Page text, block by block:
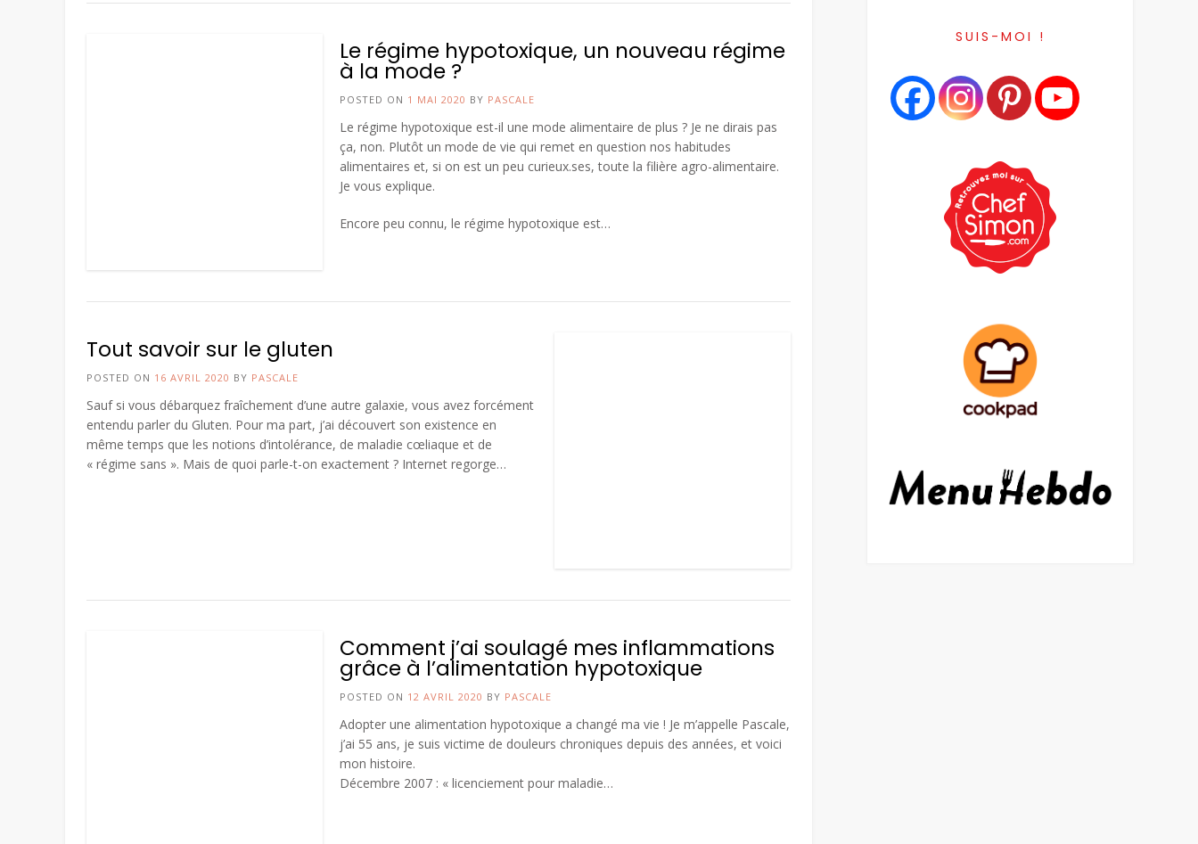
Le régime hypotoxique, un nouveau régime
à la mode ?
POSTED ON 1 MAI 2020 BY PASCALE
Le régime hypotoxique est-il une mode alimentaire de plus ? Je ne dirais pas
ça, non. Plutôt un mode de vie qui remet en question nos habitudes
alimentaires et, si on est un peu curieux.ses, toute la filière agro-alimentaire.
Je vous explique.
Encore peu connu, le régime hypotoxique est…
Tout savoir sur le gluten
POSTED ON 16 AVRIL 2020 BY PASCALE
Sauf si vous débarquez fraîchement d’une autre galaxie, vous avez forcément
entendu parler du Gluten. Pour ma part, j’ai découvert son existence en
même temps que les notions d’intolérance, de maladie cœliaque et de
« régime sans ». Mais de quoi parle-t-on exactement ? Internet regorge…
Comment j’ai soulagé mes inflammations
grâce à l’alimentation hypotoxique
POSTED ON 12 AVRIL 2020 BY PASCALE
Adopter une alimentation hypotoxique a changé ma vie ! Je m’appelle Pascale,
j’ai 55 ans, je suis victime de douleurs chroniques depuis des années, et voici
mon histoire.
Décembre 2007 : « licenciement pour maladie…
SUIS-MOI !